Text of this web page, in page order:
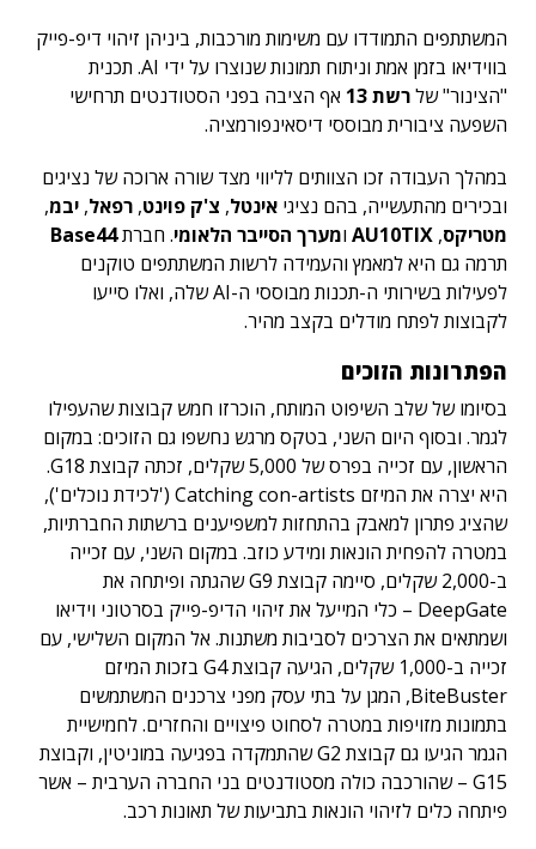
המשתתפים התמודדו עם משימות מורכבות, ביניהן זיהוי דיפ-פייק
בווידיאו בזמן אמת וניתוח תמונות שנוצרו על ידי AI. תכנית
"הצינור" שלרשת 13
אף הציבה בפני הסטודנטים תרחישי
השפעה ציבורית מבוססי דיסאינפורמציה.
במהלך העבודה זכו הצוותים לליווי מצד שורה ארוכה של נציגים
ובכירים מהתעשייה, בהם נציגי אינטל, צ'ק פוינט, רפאל, יבמ,
מטריקס,
AU10TIX ומערך הסייבר הלאומי. חברתBase44
תרמה גם היא למאמץ והעמידה לרשות המשתתפים טוקנים
לפעילות בשירותי ה-תכנות מבוססי ה-AI שלה, ואלו סייעו
לקבוצות לפתח מודלים בקצב מהיר.
הפתרונות הזוכים
בסיומו של שלב השיפוט המותח, הוכרזו חמש קבוצות שהעפילו
לגמר. ובסוף היום השני, בטקס מרגש נחשפו גם הזוכים: במקום
הראשון, עם זכייה בפרס של 5,000 שקלים, זכתה קבוצת G18.
היא יצרה את המיזם Catching con-artists ('לכידת נוכלים'),
שהציג פתרון למאבק בהתחזות למשפיענים ברשתות החברתיות,
במטרה להפחית הונאות ומידע כוזב. במקום השני, עם זכייה
ב-2,000 שקלים, סיימה קבוצת G9 שהגתה ופיתחה את
DeepGate – כלי המייעל את זיהוי הדיפ-פייק בסרטוני וידיאו
ושמתאים את הצרכים לסביבות משתנות. אל המקום השלישי, עם
זכייה ב-1,000 שקלים, הגיעה קבוצת G4 בזכות המיזם
BiteBuster, המגן על בתי עסק מפני צרכנים המשתמשים
בתמונות מזויפות במטרה לסחוט פיצויים והחזרים. לחמישיית
הגמר הגיעו גם קבוצת G2 שהתמקדה בפגיעה במוניטין, וקבוצת
G15 – שהורכבה כולה מסטודנטים בני החברה הערבית – אשר
פיתחה כלים לזיהוי הונאות בתביעות של תאונות רכב.